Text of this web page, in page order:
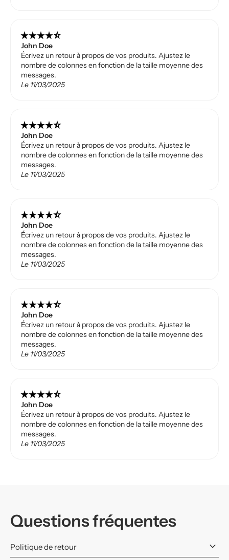
star_ratestar_ratestar_ratestar_ratestar_rate_half
John Doe
Écrivez un retour à propos de vos produits. Ajustez le
nombre de colonnes en fonction de la taille moyenne des
messages.
Le 11/03/2025
star_ratestar_ratestar_ratestar_ratestar_rate_half
John Doe
Écrivez un retour à propos de vos produits. Ajustez le
nombre de colonnes en fonction de la taille moyenne des
messages.
Le 11/03/2025
star_ratestar_ratestar_ratestar_ratestar_rate_half
John Doe
Écrivez un retour à propos de vos produits. Ajustez le
nombre de colonnes en fonction de la taille moyenne des
messages.
Le 11/03/2025
star_ratestar_ratestar_ratestar_ratestar_rate_half
John Doe
Écrivez un retour à propos de vos produits. Ajustez le
nombre de colonnes en fonction de la taille moyenne des
messages.
Le 11/03/2025
star_ratestar_ratestar_ratestar_ratestar_rate_half
John Doe
Écrivez un retour à propos de vos produits. Ajustez le
nombre de colonnes en fonction de la taille moyenne des
messages.
Le 11/03/2025
Questions fréquentes
Politique de retour keyboard_arrow_down